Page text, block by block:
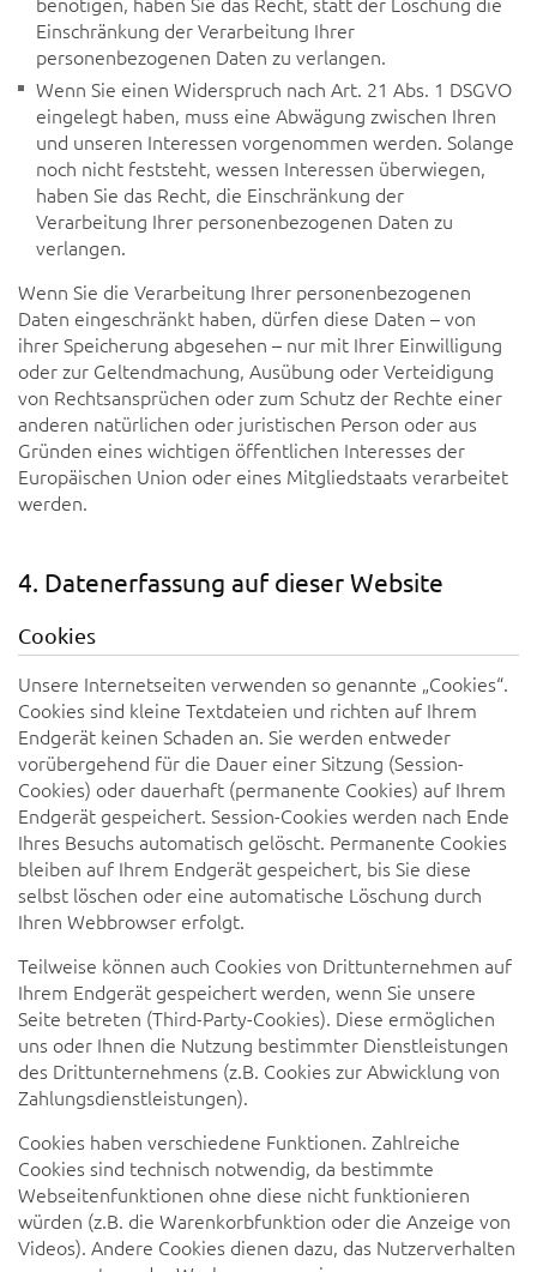
Einschränkung der Verarbeitung Ihrer
personenbezogenen Daten zu verlangen.
Wenn Sie einen Widerspruch nach Art. 21 Abs. 1 DSGVO
eingelegt haben, muss eine Abwägung zwischen Ihren
und unseren Interessen vorgenommen werden. Solange
noch nicht feststeht, wessen Interessen überwiegen,
haben Sie das Recht, die Einschränkung der
Verarbeitung Ihrer personenbezogenen Daten zu
verlangen.
Wenn Sie die Verarbeitung Ihrer personenbezogenen
Daten eingeschränkt haben, dürfen diese Daten – von
ihrer Speicherung abgesehen – nur mit Ihrer Einwilligung
oder zur Geltendmachung, Ausübung oder Verteidigung
von Rechtsansprüchen oder zum Schutz der Rechte einer
anderen natürlichen oder juristischen Person oder aus
Gründen eines wichtigen öffentlichen Interesses der
Europäischen Union oder eines Mitgliedstaats verarbeitet
werden.
4. Datenerfassung auf dieser Website
Cookies
Unsere Internetseiten verwenden so genannte „Cookies“.
Cookies sind kleine Textdateien und richten auf Ihrem
Endgerät keinen Schaden an. Sie werden entweder
vorübergehend für die Dauer einer Sitzung (Session-
Cookies) oder dauerhaft (permanente Cookies) auf Ihrem
Endgerät gespeichert. Session-Cookies werden nach Ende
Ihres Besuchs automatisch gelöscht. Permanente Cookies
bleiben auf Ihrem Endgerät gespeichert, bis Sie diese
selbst löschen oder eine automatische Löschung durch
Ihren Webbrowser erfolgt.
Teilweise können auch Cookies von Drittunternehmen auf
Ihrem Endgerät gespeichert werden, wenn Sie unsere
Seite betreten (Third-Party-Cookies). Diese ermöglichen
uns oder Ihnen die Nutzung bestimmter Dienstleistungen
des Drittunternehmens (z.B. Cookies zur Abwicklung von
Zahlungsdienstleistungen).
Cookies haben verschiedene Funktionen. Zahlreiche
Cookies sind technisch notwendig, da bestimmte
Webseitenfunktionen ohne diese nicht funktionieren
würden (z.B. die Warenkorbfunktion oder die Anzeige von
Videos). Andere Cookies dienen dazu, das Nutzerverhalten